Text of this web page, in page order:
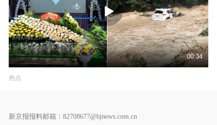
00:34
热点
新京报报料邮箱：82708677@bjnews.com.cn